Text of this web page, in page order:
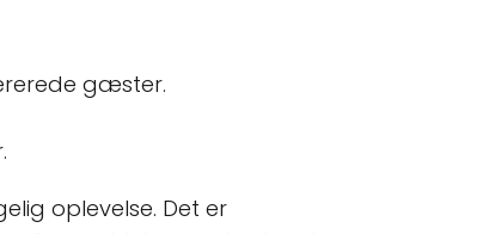
gæster.
oplevelse. Det er